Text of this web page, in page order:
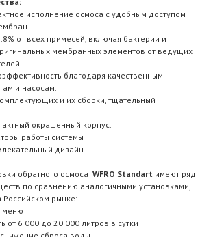
исполнение осмоса с удобным доступом
от всех примесей, включая бактерии и
мембранных элементов от ведущих
благодаря качественным
и насосам.
и их сборки, тщательный
окрашенный корпус.
работы системы
дизайн
обратного осмоса WFRO Standart имеют ряд
по сравнению аналогичными установками,
рынке:
меню
от 6 000 до 20 000 литров в сутки